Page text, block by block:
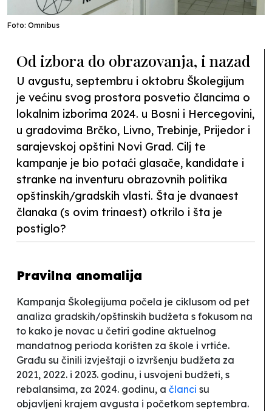
Foto: Omnibus
Od izbora do obrazovanja, i nazad
U avgustu, septembru i oktobru Školegijum
je većinu svog prostora posvetio člancima o
lokalnim izborima 2024. u Bosni i Hercegovini,
u gradovima Brčko, Livno, Trebinje, Prijedor i
sarajevskoj opštini Novi Grad. Cilj te
kampanje je bio potaći glasače, kandidate i
stranke na inventuru obrazovnih politika
opštinskih/gradskih vlasti. Šta je dvanaest
članaka (s ovim trinaest) otkrilo i šta je
postiglo?
Pravilna anomalija
Kampanja Školegijuma počela je ciklusom od pet
analiza gradskih/opštinskih budžeta s fokusom na
to kako je novac u četiri godine aktuelnog
mandatnog perioda korišten za škole i vrtiće.
Građu su činili izvještaji o izvršenju budžeta za
2021, 2022. i 2023. godinu, i usvojeni budžeti, s
rebalansima, za 2024. godinu, a članci su
objavljeni krajem avgusta i početkom septembra.